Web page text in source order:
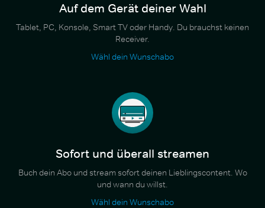
Auf dem Gerät deiner Wahl
Tablet, PC, Konsole, Smart TV oder Handy. Du brauchst keinen
Receiver.
Wähl dein Wunschabo
Sofort und überall streamen
Buch dein Abo und stream sofort deinen Lieblingscontent. Wo
und wann du willst.
Wähl dein Wunschabo